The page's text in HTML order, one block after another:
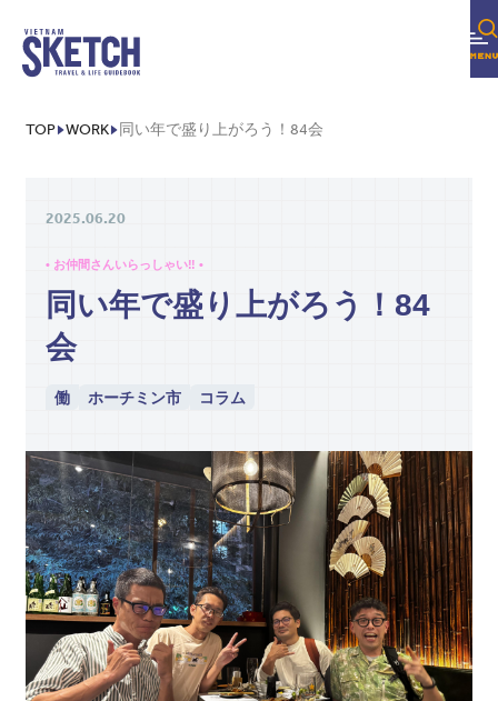
TOP WORK 同い年で盛り上がろう！84会
2025.06.20
• お仲間さんいらっしゃい‼ •
同い年で盛り上がろう！84
会
働 ホーチミン市 コラム